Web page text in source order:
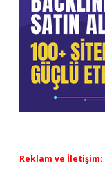
Reklam ve İletişim: